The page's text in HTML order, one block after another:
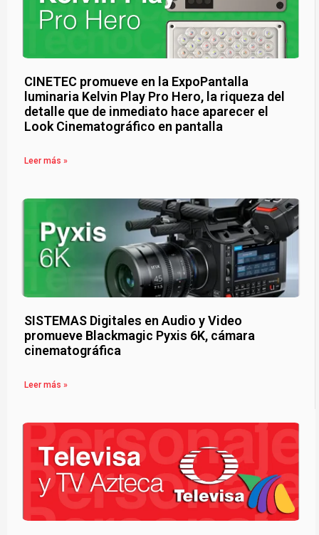
CINETEC promueve en la ExpoPantalla
luminaria Kelvin Play Pro Hero, la riqueza del
detalle que de inmediato hace aparecer el
Look Cinematográfico en pantalla
Leer más »
SISTEMAS Digitales en Audio y Video
promueve Blackmagic Pyxis 6K, cámara
cinematográfica
Leer más »